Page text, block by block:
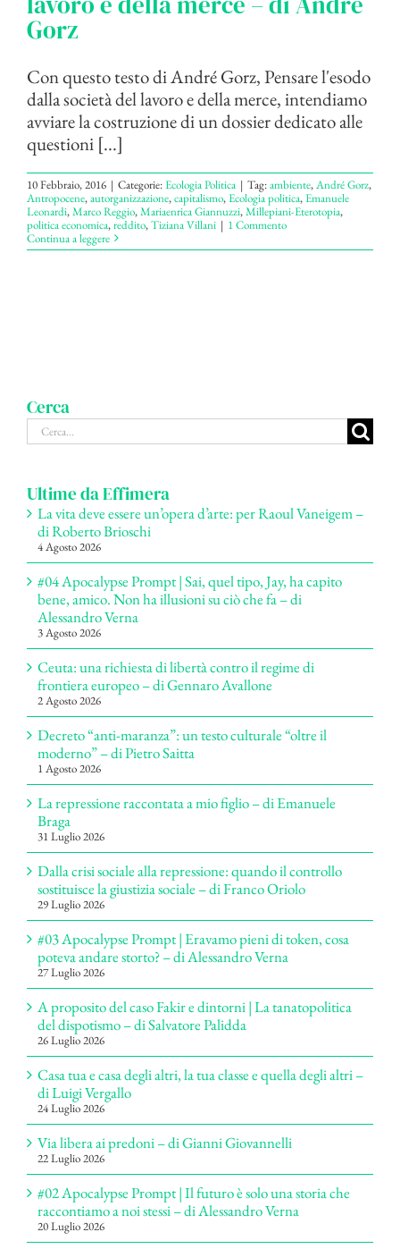
Gorz
Con questo testo di André Gorz, Pensare l'esodo
dalla società del lavoro e della merce, intendiamo
avviare la costruzione di un dossier dedicato alle
questioni [...]
10 Febbraio, 2016 | Categorie:Ecologia Politica | Tag:ambiente,André Gorz,
Antropocene,autorganizzazione,capitalismo,Ecologia politica,Emanuele
Leonardi,Marco Reggio,Mariaenrica Giannuzzi,Millepiani-Eterotopia,
politica economica,reddito,Tiziana Villani | 1 Commento
Continua a leggere
Cerca
Cerca
per:
Ultime da Effimera
La vita deve essere un’opera d’arte: per Raoul Vaneigem –
di Roberto Brioschi
4 Agosto 2026
#04 Apocalypse Prompt | Sai, quel tipo, Jay, ha capito
bene, amico. Non ha illusioni su ciò che fa – di
Alessandro Verna
3 Agosto 2026
Ceuta: una richiesta di libertà contro il regime di
frontiera europeo – di Gennaro Avallone
2 Agosto 2026
Decreto “anti-maranza”: un testo culturale “oltre il
moderno” – di Pietro Saitta
1 Agosto 2026
La repressione raccontata a mio figlio – di Emanuele
Braga
31 Luglio 2026
Dalla crisi sociale alla repressione: quando il controllo
sostituisce la giustizia sociale – di Franco Oriolo
29 Luglio 2026
#03 Apocalypse Prompt | Eravamo pieni di token, cosa
poteva andare storto? – di Alessandro Verna
27 Luglio 2026
A proposito del caso Fakir e dintorni | La tanatopolitica
del dispotismo – di Salvatore Palidda
26 Luglio 2026
Casa tua e casa degli altri, la tua classe e quella degli altri –
di Luigi Vergallo
24 Luglio 2026
Via libera ai predoni – di Gianni Giovannelli
22 Luglio 2026
#02 Apocalypse Prompt | Il futuro è solo una storia che
raccontiamo a noi stessi – di Alessandro Verna
20 Luglio 2026